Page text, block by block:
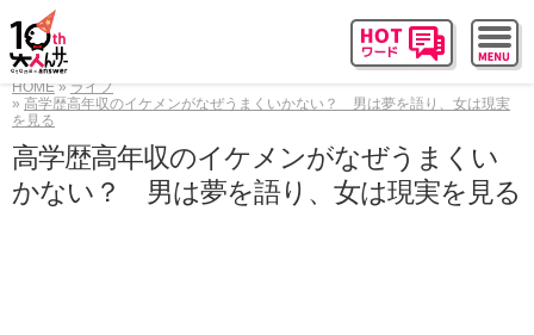
HOME
ライフ
高学歴高年収のイケメンがなぜうまくいかない？ 男は夢を語り、女は現実
を見る
高学歴高年収のイケメンがなぜうまくい
かない？ 男は夢を語り、女は現実を見る